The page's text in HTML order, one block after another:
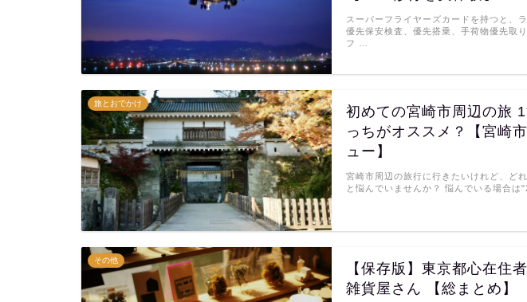
スーパーフライヤーズカードを持つと、
優先保安検査、優先搭乗、手荷物優先取
フ …
旅とおでかけ
初めての宮崎市周辺の旅
っちがオススメ？【宮崎
ュー】
宮崎市周辺の旅行に行きたいけれど、ど
と悩んでいませんか？ 悩んでいる場合は
その他
【保存版】東京都心在住
雑貨屋さん 【総まとめ】